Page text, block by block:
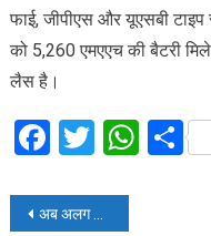
फाई, जीपीएस और यूएसबी टाइप
को 5,260 एमएएच की बैटरी
लैस है।
Facebook
Twitter
Post
अब अलग दिखेगा फेसबुक जाने क्यों ?